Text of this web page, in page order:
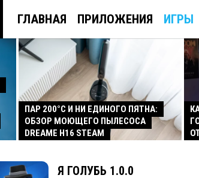
ГЛАВНАЯ ПРИЛОЖЕНИЯ ИГРЫ
ПАР 200°C И НИ ЕДИНОГО ПЯТНА:
ОБЗОР МОЮЩЕГО ПЫЛЕСОСА
DREAME H16 STEAM
Я ГОЛУБЬ 1.0.0